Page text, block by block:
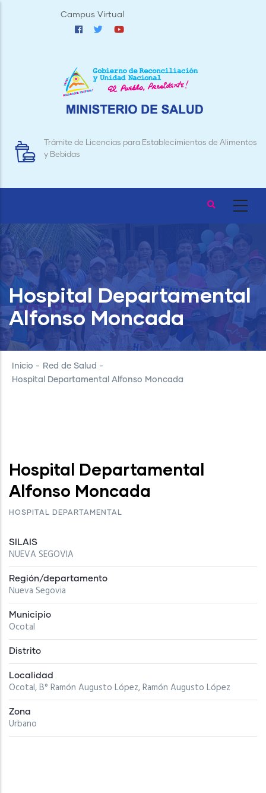
Campus Virtual
Trámite de Licencias para Establecimientos de Alimentos
y Bebidas
Hospital Departamental
Alfonso Moncada
Inicio - Red de Salud -
Hospital Departamental Alfonso Moncada
Hospital Departamental
Alfonso Moncada
HOSPITAL DEPARTAMENTAL
SILAIS
NUEVA SEGOVIA
Región/departamento
Nueva Segovia
Municipio
Ocotal
Distrito
Localidad
Ocotal, B° Ramón Augusto López, Ramón Augusto López
Zona
Urbano